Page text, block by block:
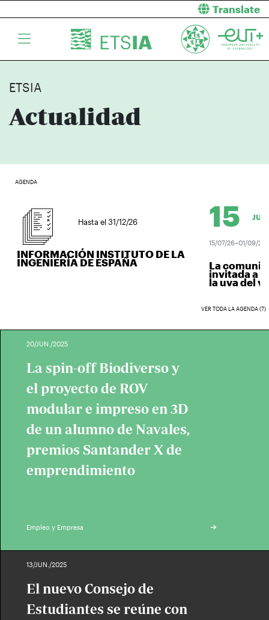
Translate
ETSIA
Actualidad
AGENDA
Hasta el 31/12/26
INFORMACIÓN INSTITUTO DE LA
INGENIERÍA DE ESPAÑA
15 JUL.
15/07/26–01/09/26
La
invitada a
la uva del
VER TODA LA AGENDA (7)
20/JUN./2025
La spin-off Biodiverso y
el proyecto de ROV
modular e impreso en 3D
de un alumno de Navales,
premios Santander X de
emprendimiento
Empleo y Empresa
13/JUN./2025
El nuevo Consejo de
Estudiantes se reúne con